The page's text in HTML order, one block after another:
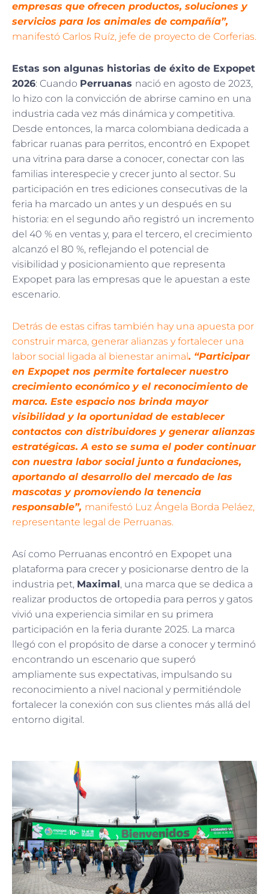
empresas que ofrecen productos, soluciones y
servicios para los animales de compañía”,
manifestó Carlos Ruíz, jefe de proyecto de Corferias.
Estas son algunas historias de éxito de Expopet
2026: Cuando Perruanas nació en agosto de 2023,
lo hizo con la convicción de abrirse camino en una
industria cada vez más dinámica y competitiva.
Desde entonces, la marca colombiana dedicada a
fabricar ruanas para perritos, encontró en Expopet
una vitrina para darse a conocer, conectar con las
familias interespecie y crecer junto al sector. Su
participación en tres ediciones consecutivas de la
feria ha marcado un antes y un después en su
historia: en el segundo año registró un incremento
del 40 % en ventas y, para el tercero, el crecimiento
alcanzó el 80 %, reflejando el potencial de
visibilidad y posicionamiento que representa
Expopet para las empresas que le apuestan a este
escenario.
Detrás de estas cifras también hay una apuesta por
construir marca, generar alianzas y fortalecer una
labor social ligada al bienestar animal . “Participar
en Expopet nos permite fortalecer nuestro
crecimiento económico y el reconocimiento de
marca. Este espacio nos brinda mayor
visibilidad y la oportunidad de establecer
contactos con distribuidores y generar alianzas
estratégicas. A esto se suma el poder continuar
con nuestra labor social junto a fundaciones,
aportando al desarrollo del mercado de las
mascotas y promoviendo la tenencia
responsable”, manifestó Luz Ángela Borda Peláez,
representante legal de Perruanas.
Así como Perruanas encontró en Expopet una
plataforma para crecer y posicionarse dentro de la
industria pet, Maximal , una marca que se dedica a
realizar productos de ortopedia para perros y gatos
vivió una experiencia similar en su primera
participación en la feria durante 2025. La marca
llegó con el propósito de darse a conocer y terminó
encontrando un escenario que superó
ampliamente sus expectativas, impulsando su
reconocimiento a nivel nacional y permitiéndole
fortalecer la conexión con sus clientes más allá del
entorno digital.